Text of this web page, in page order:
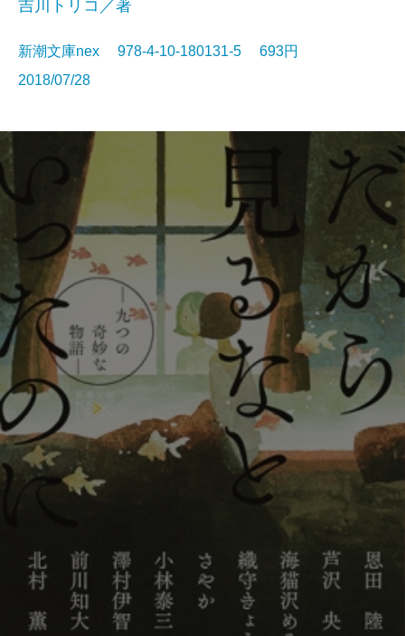
吉川トリコ／著
新潮文庫nex 978-4-10-180131-5 693円
2018/07/28